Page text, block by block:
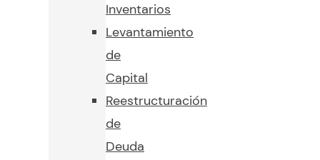
Inventarios
Levantamiento
de
Capital
Reestructuración
de
Deuda